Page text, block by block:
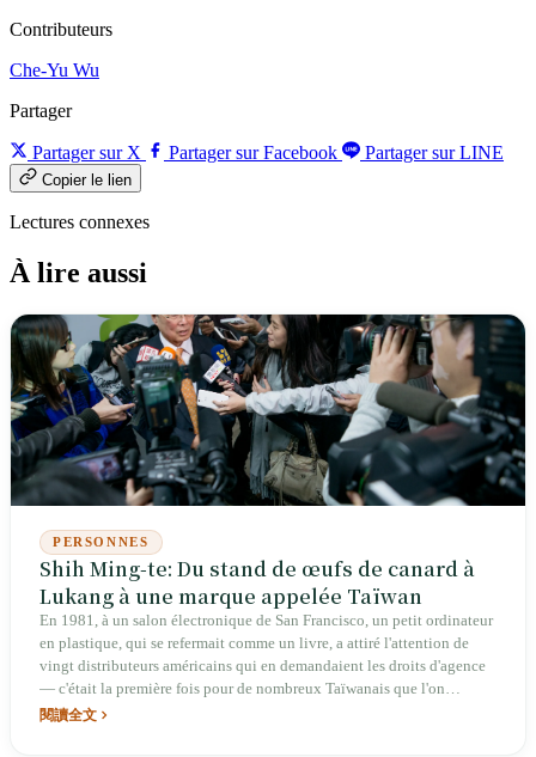
Contributeurs
Che-Yu Wu
Partager
Partager sur X Partager sur Facebook Partager sur LINE
Copier le lien
Lectures connexes
À lire aussi
PERSONNES
Shih Ming-te: Du stand de œufs de canard à
Lukang à une marque appelée Taïwan
En 1981, à un salon électronique de San Francisco, un petit ordinateur
en plastique, qui se refermait comme un livre, a attiré l'attention de
vingt distributeurs américains qui en demandaient les droits d'agence
— c'était la première fois pour de nombreux Taïwanais que l'on
touchait un « ordinateur fabriqué par Taïwan ». L'homme qui a conçu
閱讀全文